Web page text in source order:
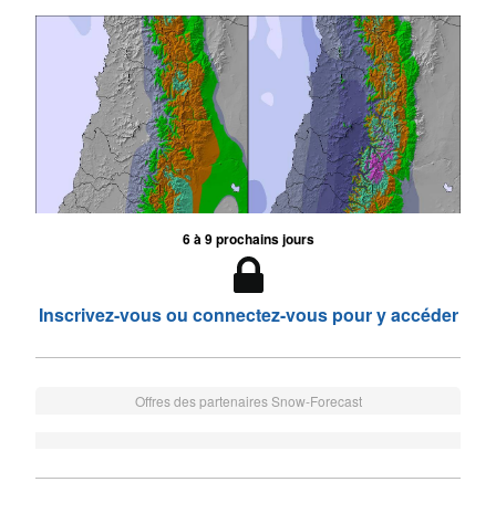
6 à 9 prochains jours
Inscrivez-vous ou connectez-vous pour y accéder
Offres des partenaires Snow-Forecast